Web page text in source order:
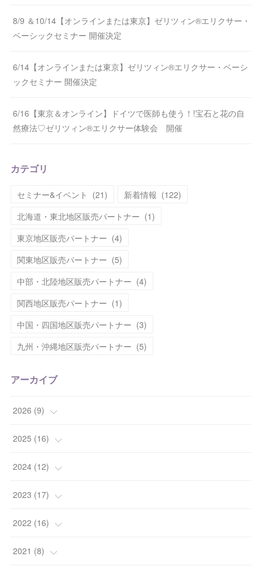
8/9 ＆10/14【オンラインまたは東京】ゼリツィン®エリクサー・
ベーシックセミナー 開催決定
6/14【オンラインまたは東京】ゼリツィン®エリクサー・ベーシ
ックセミナー 開催決定
6/16【東京＆オンライン】ドイツで医師も使う！!宝石と花の自
然療法♡ゼリツィン®エリクサー体験会 開催
カテゴリ
セミナー&イベント (21) 新着情報 (122)
北海道・東北地区販売パートナー (1)
東京地区販売パートナー (4)
関東地区販売パートナー (5)
中部・北陸地区販売パートナー (4)
関西地区販売パートナー (1)
中国・四国地区販売パートナー (3)
九州・沖縄地区販売パートナー (5)
アーカイブ
2026 (9)
(1)
( 2)
(2)
( 2)
(2
2025 (16)
(2)
(2)
(6)
(4
2024 (12)
(1)
(2)
(2
2023 (17)
(1)
(5
2022 (16)
(1
2021 (8)